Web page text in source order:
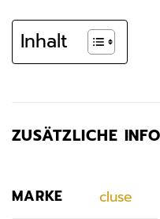
Inhalt
ZUSÄTZLICHE
MARKE cluse